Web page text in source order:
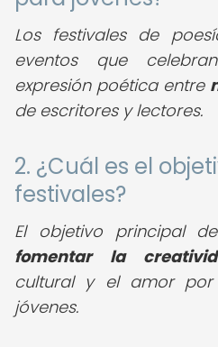
Los festivales de
eventos que
expresión poética entre
de escritores y lectores.
2. ¿Cuál es el
festivales?
El objetivo principal
fomentar la
cultural y el amor
jóvenes.